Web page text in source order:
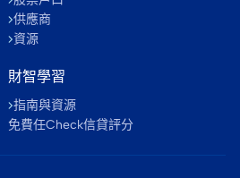
供應商
資源
財智學習
指南與資源
免費任Check信貸評分